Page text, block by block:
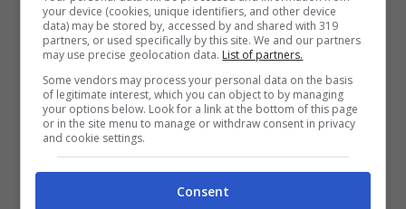
A lanciare l’annuncio ufficiale è stato proprio
Meta, team a capo dell’organizzazione e della
gestione proprio di Instagram, che ha parlato
proprio diun importante aggiornamento in
arrivo.Ma cerchiamo di scoprire più nel
dettaglio tutte quelle che sono le modifiche che
ci aspettano e di cui alcuni di noi hanno già
avuto modo di poter godere. Come prima cosa,
your device (cookies, unique identifiers, and other device
data) may be stored by, accessed by and shared with 319
partners, or used specifically by this site. We and our partners
may use precise geolocation data. List of partners.
Some vendors may process your personal data on the basis
of legitimate interest, which you can object to by managing
your options below. Look for a link at the bottom of this page
or in the site menu to manage or withdraw consent in privacy
and cookie settings.
Consent